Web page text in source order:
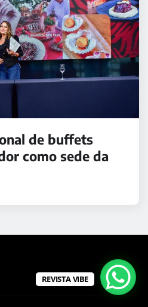
de buffets
como sede da
REVISTA VIBE